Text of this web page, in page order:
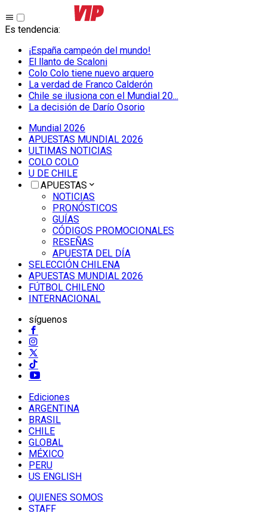
Es tendencia:
¡España campeón del mundo!
El llanto de Scaloni
Colo Colo tiene nuevo arquero
La verdad de Franco Calderón
Chile se ilusiona con el Mundial 20...
La decisión de Darío Osorio
Mundial 2026
APUESTAS MUNDIAL 2026
ULTIMAS NOTICIAS
COLO COLO
U DE CHILE
APUESTAS
NOTICIAS
PRONÓSTICOS
GUÍAS
CÓDIGOS PROMOCIONALES
RESEÑAS
APUESTA DEL DÍA
SELECCIÓN CHILENA
APUESTAS MUNDIAL 2026
FÚTBOL CHILENO
INTERNACIONAL
síguenos
Ediciones
ARGENTINA
BRASIL
CHILE
GLOBAL
MÉXICO
PERU
US ENGLISH
QUIENES SOMOS
STAFF